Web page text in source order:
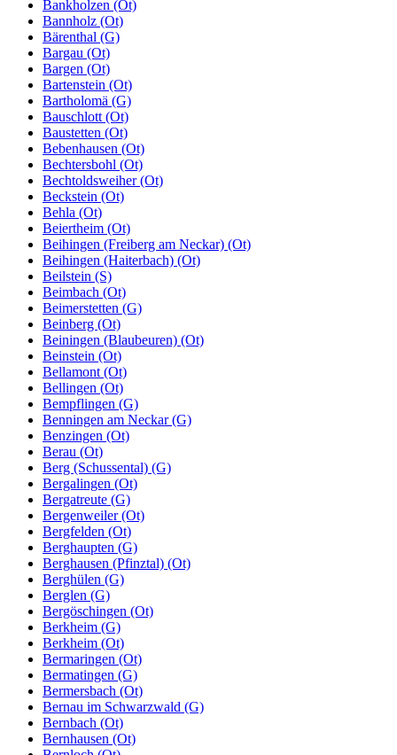
Bankholzen (Ot)
Bannholz (Ot)
Bärenthal (G)
Bargau (Ot)
Bargen (Ot)
Bartenstein (Ot)
Bartholomä (G)
Bauschlott (Ot)
Baustetten (Ot)
Bebenhausen (Ot)
Bechtersbohl (Ot)
Bechtoldsweiher (Ot)
Beckstein (Ot)
Behla (Ot)
Beiertheim (Ot)
Beihingen (Freiberg am Neckar) (Ot)
Beihingen (Haiterbach) (Ot)
Beilstein (S)
Beimbach (Ot)
Beimerstetten (G)
Beinberg (Ot)
Beiningen (Blaubeuren) (Ot)
Beinstein (Ot)
Bellamont (Ot)
Bellingen (Ot)
Bempflingen (G)
Benningen am Neckar (G)
Benzingen (Ot)
Berau (Ot)
Berg (Schussental) (G)
Bergalingen (Ot)
Bergatreute (G)
Bergenweiler (Ot)
Bergfelden (Ot)
Berghaupten (G)
Berghausen (Pfinztal) (Ot)
Berghülen (G)
Berglen (G)
Bergöschingen (Ot)
Berkheim (G)
Berkheim (Ot)
Bermaringen (Ot)
Bermatingen (G)
Bermersbach (Ot)
Bernau im Schwarzwald (G)
Bernbach (Ot)
Bernhausen (Ot)